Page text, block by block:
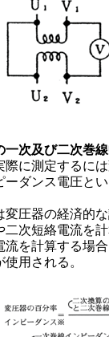
次及び二次巻
際に測定するに
ダンス電圧と
圧器の経済的
二次短絡電流を
を計算する場
用される。